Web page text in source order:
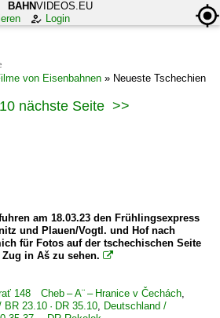
BAHNVIDEOS.EU
Login
von Eisenbahnen » Neueste Tschechien
10 nächste Seite >>
am 18.03.23 den Frühlingsexpress
und Plauen/Vogtl. und Hof nach
für Fotos auf der tschechischen Seite
in Aš zu sehen. 
148 Cheb – A¨ – Hranice v Čechách,
23.10 · DR 35.10, Deutschland /